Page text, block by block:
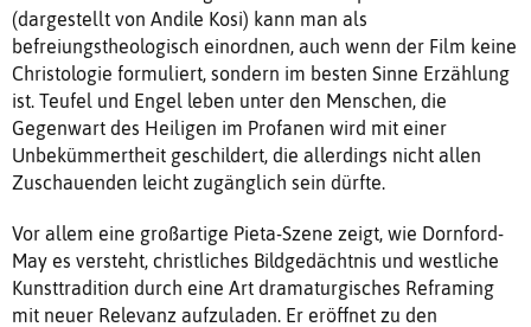
(dargestellt von Andile Kosi) kann man als
befreiungstheologisch einordnen, auch wenn der Film keine
Christologie formuliert, sondern im besten Sinne Erzählung
ist. Teufel und Engel leben unter den Menschen, die
Gegenwart des Heiligen im Profanen wird mit einer
Unbekümmertheit geschildert, die allerdings nicht allen
Zuschauenden leicht zugänglich sein dürfte.
Vor allem eine großartige Pieta-Szene zeigt, wie Dornford-
May es versteht, christliches Bildgedächtnis und westliche
Kunsttradition durch eine Art dramaturgisches Reframing
mit neuer Relevanz aufzuladen. Er eröffnet zu den